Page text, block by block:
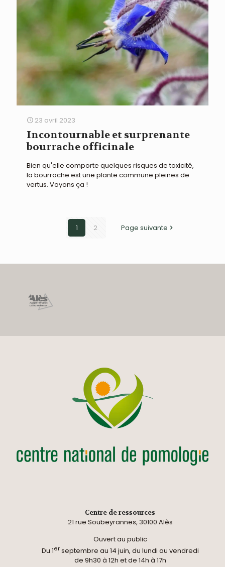
23 avril 2023
Incontournable et surprenante
bourrache officinale
Bien qu'elle comporte quelques risques de toxicité,
la bourrache est une plante commune pleines de
vertus. Voyons ça !
1 2 Page suivante
Centre de ressources
21 rue Soubeyrannes, 30100 Alès
Ouvert au public
Du 1erseptembre au 14 juin, du lundi au vendredi
de 9h30 à 12h et de 14h à 17h